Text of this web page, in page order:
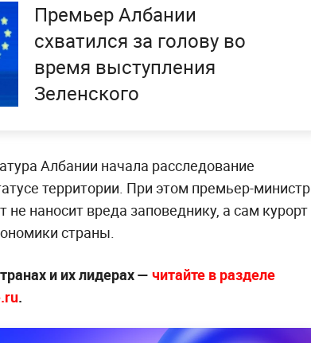
Премьер Албании
схватился за голову во
время выступления
Зеленского
Албании начала расследование
территории. При этом премьер-министр
не наносит вреда заповеднику, а сам курорт
страны.
и их лидерах — читайте в разделе
.